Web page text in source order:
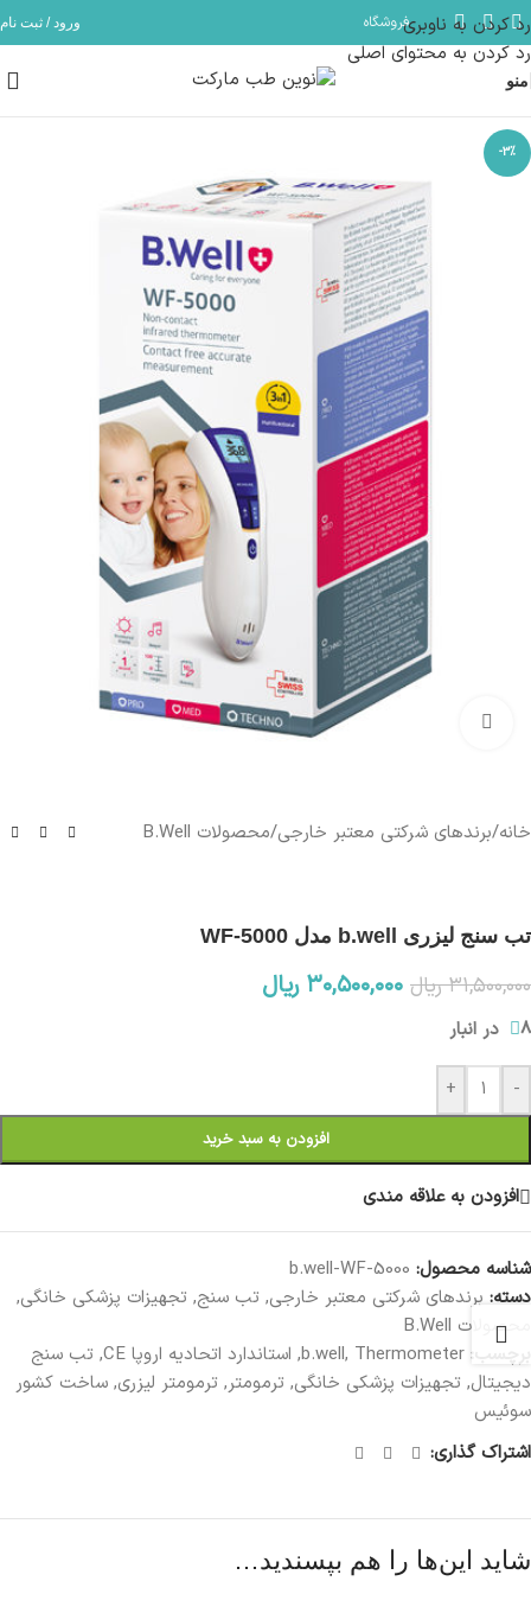
رد کردن به ناوبری
رد کردن به محتوای اصلی
مشاوره و پشتیبانی آنلاین در ایتا و روبیکا با شماره: 09358254705
فروشگاه ورود / ثبت نام
منو
-3%
خانه/برندهای شرکتی معتبر خارجی/محصولات B.Well
تب سنج لیزری b.well مدل WF-5000
۳۱,۵۰۰,۰۰۰ریال ۳۰,۵۰۰,۰۰۰ ریال
8 در انبار
-
+
افزودن به سبد خرید
افزودن به علاقه مندی
شناسه محصول: b.well-WF-5000
دسته: برندهای شرکتی معتبر خارجی, تب سنج, تجهیزات پزشکی خانگی,
محصولات B.Well
برچسب:
b.well, Thermometer
, استاندارد اتحادیه اروپا CE , تب سنج
دیجیتال, تجهیزات پزشکی خانگی, ترمومتر, ترمومتر لیزری, ساخت کشور
سوئیس
اشتراک گذاری:
شاید این‌ها را هم بپسندید…